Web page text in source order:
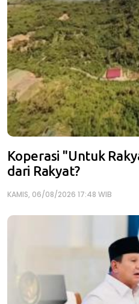
Koperasi "Untuk
dari Rakyat?
KAMIS, 06/08/2026 17:48 WIB